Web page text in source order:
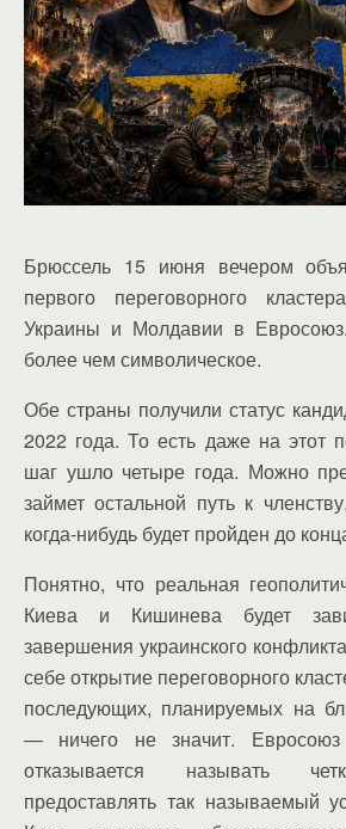
Брюссель 15 июня вечером
первого переговорного
Украины и Молдавии в
более чем символическое.
Обе страны получили статус
2022 года. То есть даже на этот
шаг ушло четыре года. Можно
займет остальной путь к
когда-нибудь будет пройден до
Понятно, что реальная
Киева и Кишинева будет
завершения украинского
себе открытие переговорного
последующих, планируемых на
— ничего не значит. Евросоюз
отказывается называть
предоставлять так называемый